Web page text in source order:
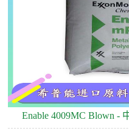
Enable 4009MC Blown -